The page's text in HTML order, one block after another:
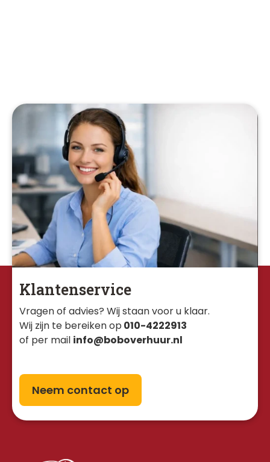
Klantenservice
Vragen of advies? Wij staan voor u klaar.
Wij zijn te bereiken op 010-4222913
of per mail info@boboverhuur.nl
Neem contact op